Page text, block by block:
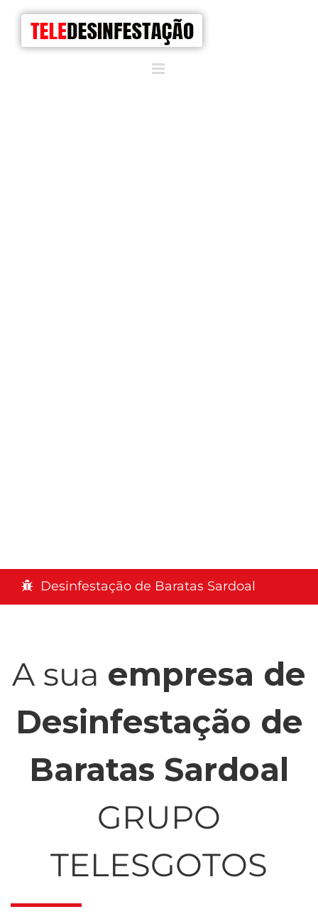
Desinfestação de Baratas Sardoal
A sua empresa de
Desinfestação de
Baratas Sardoal
GRUPO
TELESGOTOS